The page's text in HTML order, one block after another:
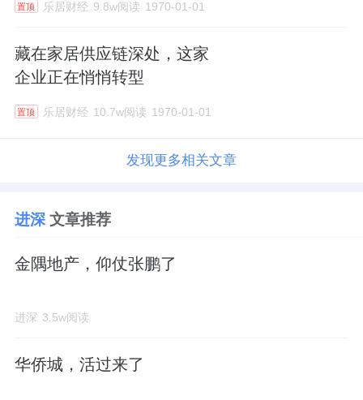
置顶 乐居财经 9.8w阅读 1970-01-01
藏在家居供应链深处，这家
企业正在悄悄转型
置顶 乐居财经 10.7w阅读 1970-01-01
发现更多相关文章
进深文章推荐
金隅地产，仰仗张鹏了
进深 3.5w阅读
华侨城，活过来了